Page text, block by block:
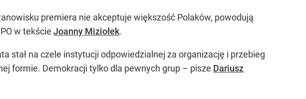
premiera nie akceptuje większość Polaków, powodują
w tekście Joanny Miziołek.
stał na czele instytucji odpowiedzialnej za organizację i przebieg
formie. Demokracji tylko dla pewnych grup – pisze Dariusz